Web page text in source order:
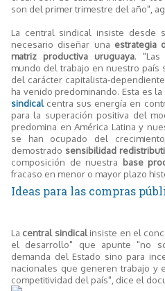
son del primer trimestre del año",
La central sindical insiste desde
necesario diseñar una estrategia
matriz productiva uruguaya. "Las
mundo del trabajo en nuestro país
del carácter capitalista-
ha venido predominando. Esta es
sindicalcentra sus energía en
para la superación positiva del
predomina en América Latina y
se han ocupado del
demostrado sensibilidad
composición de nuestra base
fracaso en menor o mayor plazo
Ideas para las compras
La central sindicalinsiste en el
el desarrollo" que apunte "no
demanda del Estado sino para
nacionales que generen trabajo y
competitividad del país", dice el